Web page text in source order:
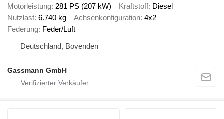
Motorleistung 281 PS (207 kW) Kraftstoff Diesel
Nutzlast 6.740 kg Achsenkonfiguration 4x2
Federung Feder/Luft
Deutschland, Bovenden
Gassmann GmbH